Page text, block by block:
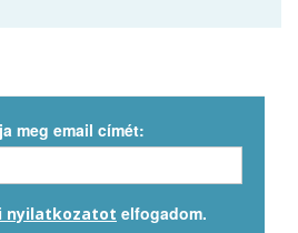
meg email címét:
nyilatkozatot elfogadom.